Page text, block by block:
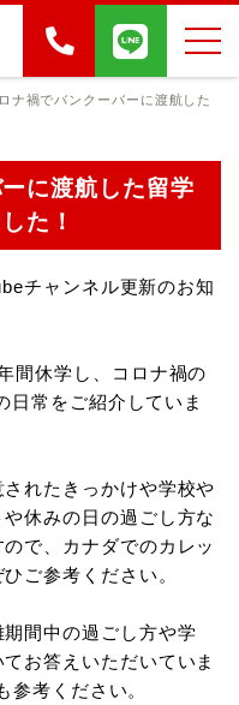
ナ禍でバンクーバーに渡航した
に渡航した留学
た！
チャンネル更新のお知
間休学し、コロナ禍の
日常をご紹介していま
れたきっかけや学校や
休みの日の過ごし方な
で、カナダでのカレッ
ご参考ください。
間中の過ごし方や学
お答えいただいていま
参考ください。